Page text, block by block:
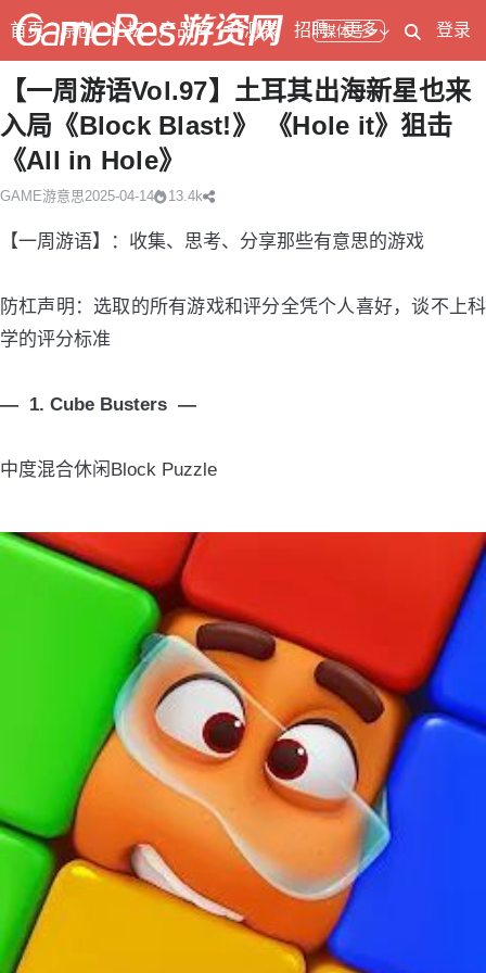
媒体号
首页 原创 论坛 产品库 开测表 招聘 更多 登录
【一周游语Vol.97】土耳其出海新星也来
入局《Block Blast!》 《Hole it》狙击
《All in Hole》
GAME游意思2025-04-14 13.4k
【一周游语】：收集、思考、分享那些有意思的游戏
防杠声明：选取的所有游戏和评分全凭个人喜好，谈不上科
学的评分标准
— 1. Cube Busters —
中度混合休闲Block Puzzle